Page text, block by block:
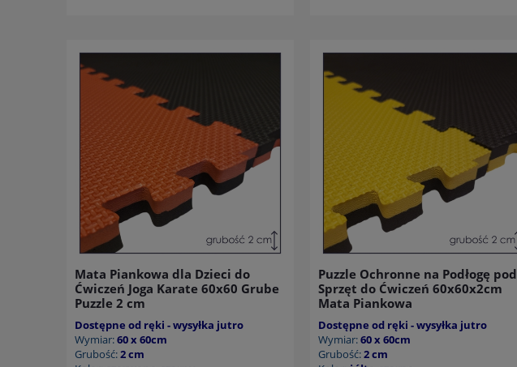
Mata Piankowa dla Dzieci do
Ćwiczeń Joga Karate 60x60 Grube
Puzzle 2 cm
Dostępne od ręki - wysyłka jutro
Wymiar:60 x 60cm
Grubość:2 cm
Puzzle Ochronne na Podłogę pod
Sprzęt do Ćwiczeń 60x60x2cm
Mata Piankowa
Dostępne od ręki - wysyłka jutro
Wymiar:60 x 60cm
Grubość:2 cm